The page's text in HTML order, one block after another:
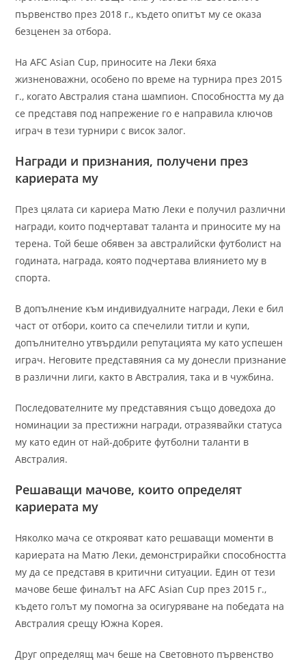
първенство през 2018 г., където опитът му се оказа
безценен за отбора.
На AFC Asian Cup, приносите на Леки бяха
жизненоважни, особено по време на турнира през 2015
г., когато Австралия стана шампион. Способността му да
се представя под напрежение го е направила ключов
играч в тези турнири с висок залог.
Награди и признания, получени през
кариерата му
През цялата си кариера Матю Леки е получил различни
награди, които подчертават таланта и приносите му на
терена. Той беше обявен за австралийски футболист на
годината, награда, която подчертава влиянието му в
спорта.
В допълнение към индивидуалните награди, Леки е бил
част от отбори, които са спечелили титли и купи,
допълнително утвърдили репутацията му като успешен
играч. Неговите представяния са му донесли признание
в различни лиги, както в Австралия, така и в чужбина.
Последователните му представяния също доведоха до
номинации за престижни награди, отразявайки статуса
му като един от най-добрите футболни таланти в
Австралия.
Решаващи мачове, които определят
кариерата му
Няколко мача се открояват като решаващи моменти в
кариерата на Матю Леки, демонстрирайки способността
му да се представя в критични ситуации. Един от тези
мачове беше финалът на AFC Asian Cup през 2015 г.,
където голът му помогна за осигуряване на победата на
Австралия срещу Южна Корея.
Друг определящ мач беше на Световното първенство